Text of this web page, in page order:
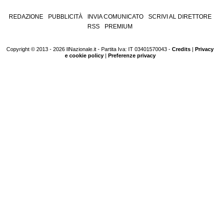
REDAZIONE PUBBLICITÀ INVIA COMUNICATO
SCRIVI AL DIRETTORE
RSS
PREMIUM
Copyright © 2013 - 2026 IlNazionale.it - Partita Iva: IT 03401570043 - Credits | Privacy
e cookie policy| Preferenze privacy